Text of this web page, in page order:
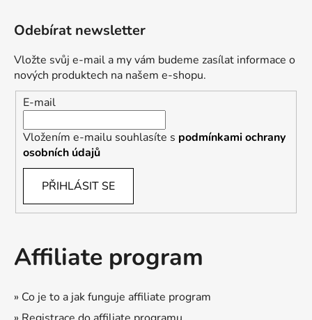
Odebírat newsletter
Vložte svůj e-mail a my vám budeme zasílat informace o
nových produktech na našem e-shopu.
E-mail
Vložením e-mailu souhlasíte s podmínkami ochrany
osobních údajů
PŘIHLÁSIT SE
Affiliate program
» Co je to a jak funguje affiliate program